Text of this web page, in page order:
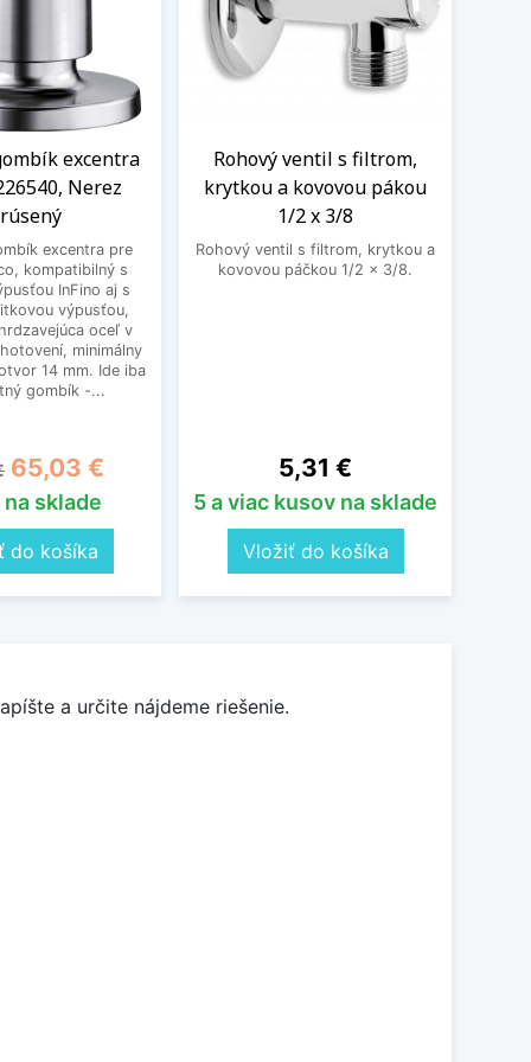
excentra
Nerez
excentra pre
kompatibilný s
InFino aj s
výpusťou,
oceľ v
minimálny
14 mm. Ide iba
gombík -...
cena
Cena
65,03 €
na sklade
do košíka
Rohový ventil s filtrom,
krytkou a kovovou pákou
1/2 x 3/8
Rohový ventil s filtrom, krytkou a
kovovou páčkou 1/2 x 3/8.
Cena
5,31 €
5 a viac kusov na sklade
Vložiť do košíka
a určite nájdeme riešenie.